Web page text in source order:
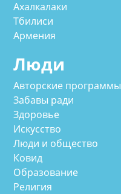
Ахалкалаки
Тбилиси
Армения
Люди
Авторские программы
Забавы ради
Здоровье
Искусство
Люди и общество
Ковид
Образование
Религия